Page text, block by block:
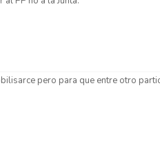
pero para que entre otro